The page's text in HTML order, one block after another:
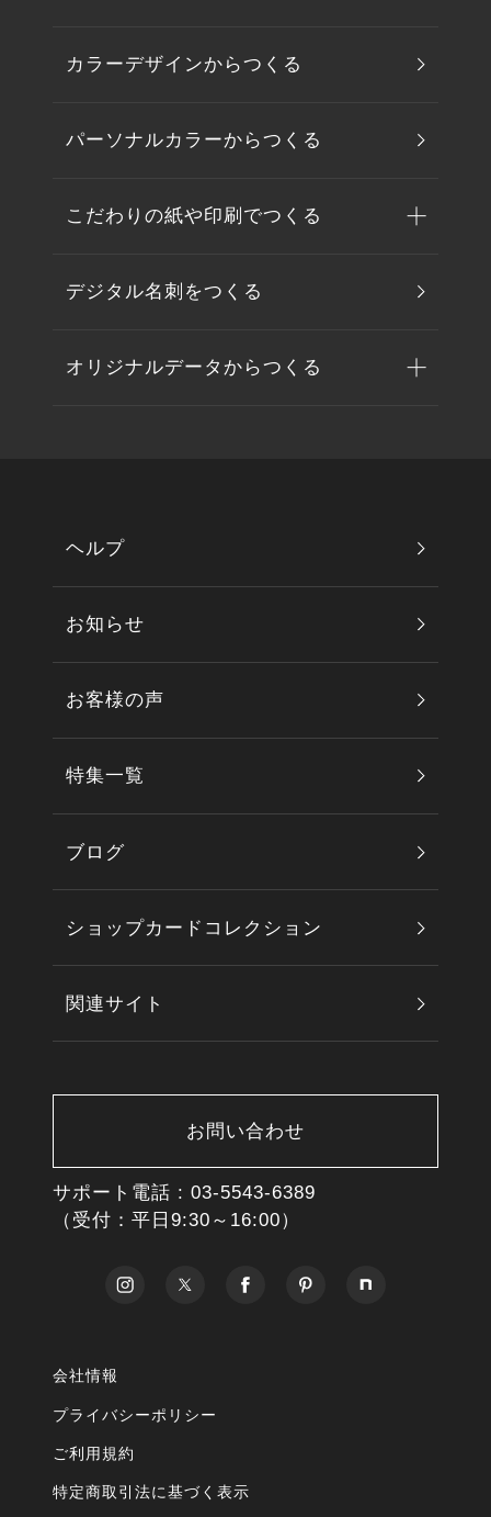
カラーデザインからつくる
パーソナルカラーからつくる
こだわりの紙や印刷でつくる
デジタル名刺をつくる
オリジナルデータからつくる
ヘルプ
お知らせ
お客様の声
特集一覧
ブログ
ショップカードコレクション
関連サイト
お問い合わせ
サポート電話 : 03-5543-6389
（受付：平日9:30～16:00）
会社情報
プライバシーポリシー
ご利用規約
特定商取引法に基づく表示